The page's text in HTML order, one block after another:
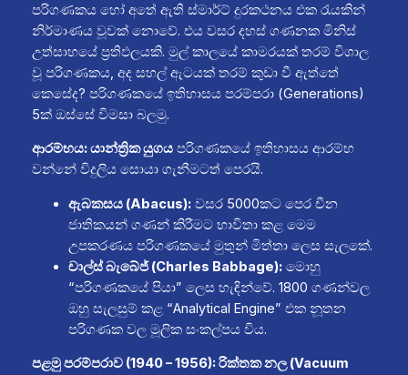
පරිගණකය හෝ අතේ ඇති ස්මාර්ට් දුරකථනය එක රැයකින්
නිර්මාණය වූවක් නොවේ. එය වසර දහස් ගණනක මිනිස්
උත්සාහයේ ප්‍රතිඵලයකි. මුල් කාලයේ කාමරයක් තරම් විශාල
වූ පරිගණකය, අද සහල් ඇටයක් තරම් කුඩා වී ඇත්තේ
කෙසේද? පරිගණකයේ ඉතිහාසය පරම්පරා (Generations)
5ක් ඔස්සේ විමසා බලමු.
ආරම්භය: යාන්ත්‍රික යුගයපරිගණකයේ ඉතිහාසය ආරම්භ
වන්නේ විදුලිය සොයා ගැනීමටත් පෙරයි.
ඇබකසය (Abacus):වසර 5000කට පෙර චීන
ජාතිකයන් ගණන් කිරීමට භාවිතා කළ මෙම
උපකරණය පරිගණකයේ මුතුන් මිත්තා ලෙස සැලකේ.
චාල්ස් බැබේජ් (Charles Babbage):මොහු
“පරිගණකයේ පියා” ලෙස හැඳින්වේ. 1800 ගණන්වල
ඔහු සැලසුම් කළ “Analytical Engine” එක නූතන
පරිගණක වල මූලික සංකල්පය විය.
පළමු පරම්පරාව (1940 – 1956): රික්තක නල (Vacuum